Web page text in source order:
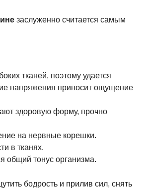
заслуженно считается самым
тканей, поэтому удается
напряжения приносит ощущение
здоровую форму, прочно
на нервные корешки.
в тканях.
общий тонус организма.
бодрость и прилив сил, снять